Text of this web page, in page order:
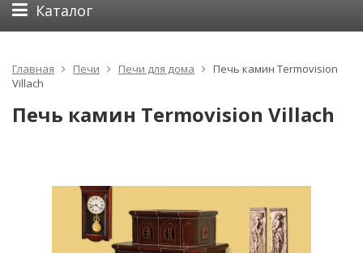
Каталог
Главная Печи Печи для дома
Печь камин Termovision
Villach
Печь камин Termovision Villach